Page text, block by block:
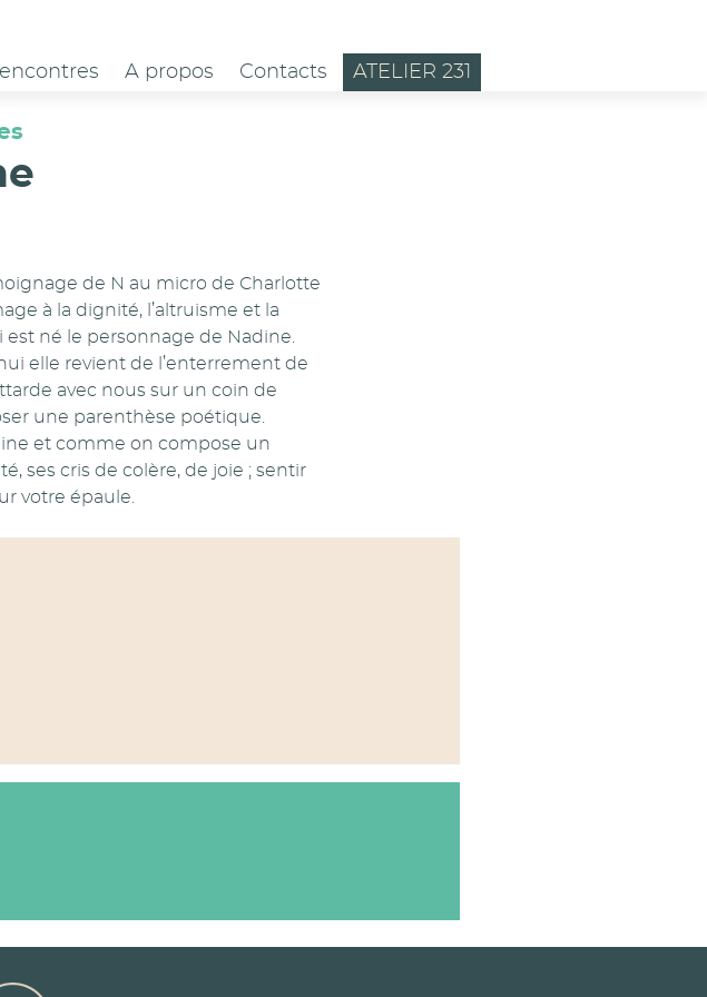
A propos Contacts ATELIER 231
de N au micro de Charlotte
à la dignité, l’altruisme et la
né le personnage de Nadine.
elle revient de l’enterrement de
avec nous sur un coin de
une parenthèse poétique.
et comme on compose un
ses cris de colère, de joie ; sentir
votre épaule.